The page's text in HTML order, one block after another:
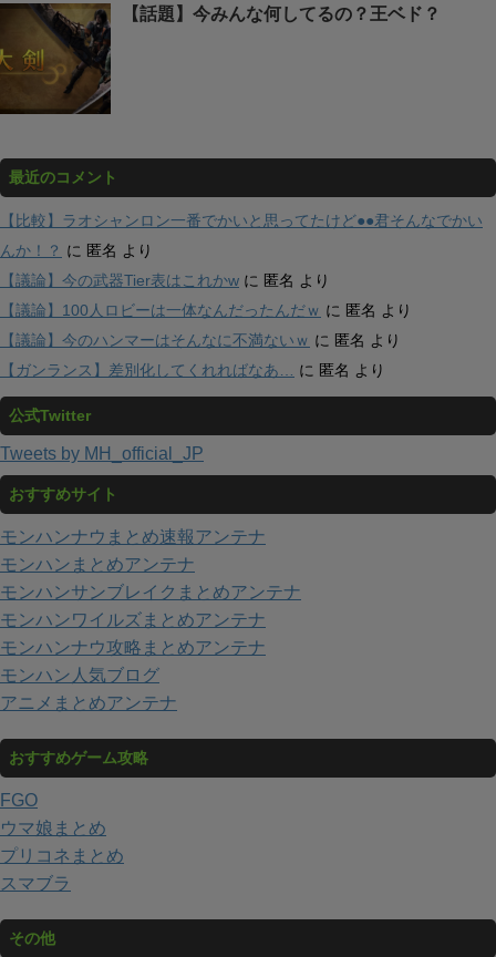
【話題】今みんな何してるの？王ベド？
最近のコメント
【比較】ラオシャンロン一番でかいと思ってたけど●●君そんなでかい
んか！？ に 匿名 より
【議論】今の武器Tier表はこれかw に 匿名 より
【議論】100人ロビーは一体なんだったんだｗ に 匿名 より
【議論】今のハンマーはそんなに不満ないｗ に 匿名 より
【ガンランス】差別化してくれればなあ…
に 匿名 より
公式Twitter
Tweets by MH_official_JP
おすすめサイト
モンハンナウまとめ速報アンテナ
モンハンまとめアンテナ
モンハンサンブレイクまとめアンテナ
モンハンワイルズまとめアンテナ
モンハンナウ攻略まとめアンテナ
モンハン人気ブログ
アニメまとめアンテナ
おすすめゲーム攻略
FGO
ウマ娘まとめ
プリコネまとめ
スマブラ
その他